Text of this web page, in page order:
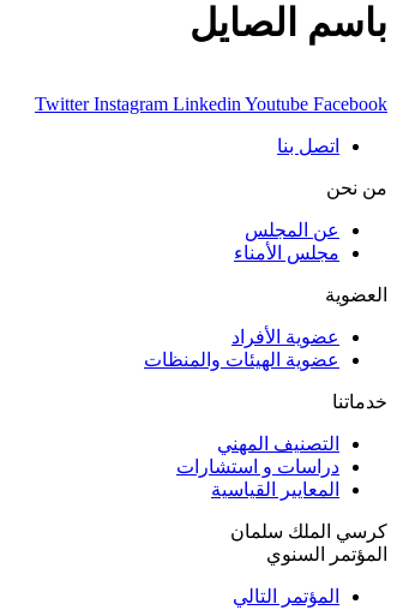
باسم الصايل
Twitter Instagram Linkedin Youtube Facebook
اتصل بنا
من نحن
عن المجلس
مجلس الأمناء
العضوية
عضوية الأفراد
عضوية الهيئات والمنظات
خدماتنا
التصنيف المهني
دراسات و استشارات
المعايير القياسية
كرسي الملك سلمان
المؤتمر السنوي
المؤتمر التالي